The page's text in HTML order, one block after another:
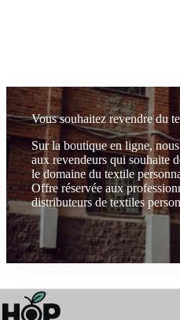
Vous souhaitez revendre du
Sur la boutique en ligne,
aux revendeurs qui souhaite
le domaine du textile
Offre réservée aux
distributeurs de textiles